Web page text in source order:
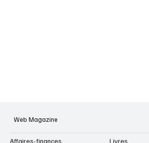
Web Magazine
Affaires-finances Livres